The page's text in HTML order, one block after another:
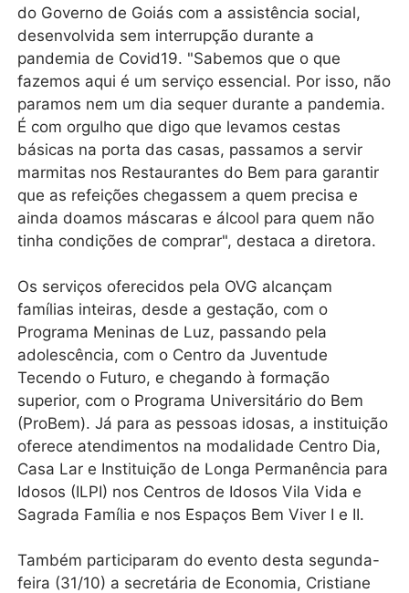
do Governo de Goiás com a assistência social,
desenvolvida sem interrupção durante a
pandemia de Covid19. "Sabemos que o que
fazemos aqui é um serviço essencial. Por isso, não
paramos nem um dia sequer durante a pandemia.
É com orgulho que digo que levamos cestas
básicas na porta das casas, passamos a servir
marmitas nos Restaurantes do Bem para garantir
que as refeições chegassem a quem precisa e
ainda doamos máscaras e álcool para quem não
tinha condições de comprar", destaca a diretora.
Os serviços oferecidos pela OVG alcançam
famílias inteiras, desde a gestação, com o
Programa Meninas de Luz, passando pela
adolescência, com o Centro da Juventude
Tecendo o Futuro, e chegando à formação
superior, com o Programa Universitário do Bem
(ProBem). Já para as pessoas idosas, a instituição
oferece atendimentos na modalidade Centro Dia,
Casa Lar e Instituição de Longa Permanência para
Idosos (ILPI) nos Centros de Idosos Vila Vida e
Sagrada Família e nos Espaços Bem Viver I e II.
Também participaram do evento desta segunda-
feira (31/10) a secretária de Economia, Cristiane